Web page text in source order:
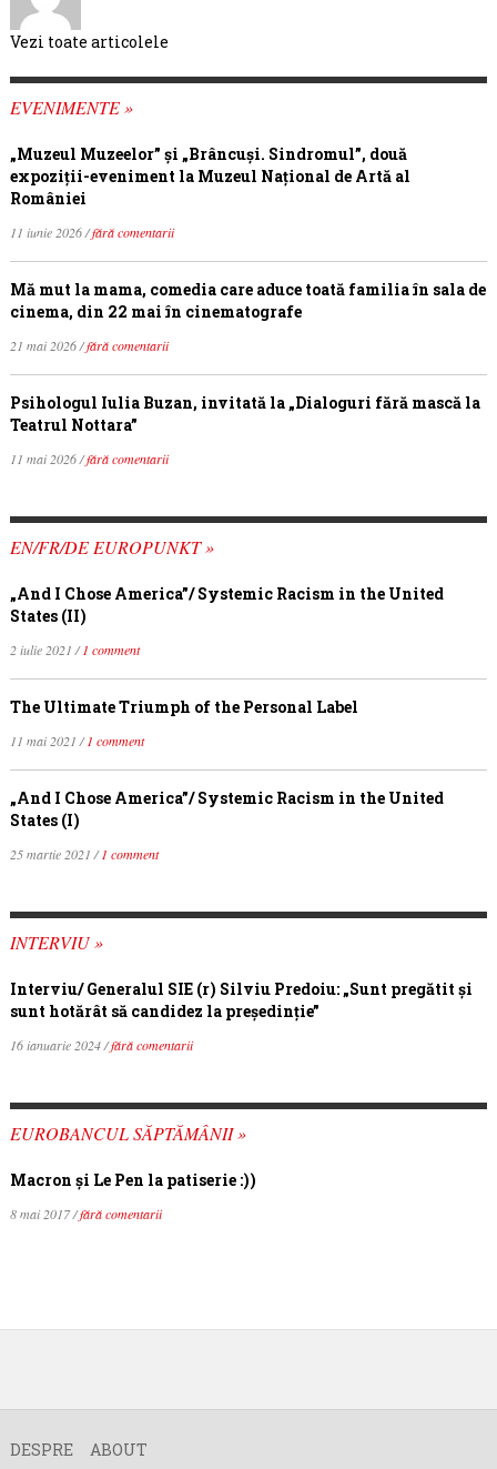
Vezi toate articolele
EVENIMENTE »
„Muzeul Muzeelor” și „Brâncuși. Sindromul”, două
expoziții-eveniment la Muzeul Național de Artă al
României
11 iunie 2026 /fără comentarii
Mă mut la mama, comedia care aduce toată familia în sala de
cinema, din 22 mai în cinematografe
21 mai 2026 /fără comentarii
Psihologul Iulia Buzan, invitată la „Dialoguri fără mască la
Teatrul Nottara”
11 mai 2026 /fără comentarii
EN/FR/DE EUROPUNKT »
„And I Chose America”/ Systemic Racism in the United
States (II)
2 iulie 2021 /1 comment
The Ultimate Triumph of the Personal Label
11 mai 2021 /1 comment
„And I Chose America”/ Systemic Racism in the United
States (I)
25 martie 2021 /1 comment
INTERVIU »
Interviu/ Generalul SIE (r) Silviu Predoiu: „Sunt pregătit și
sunt hotărât să candidez la președinție”
16 ianuarie 2024 /fără comentarii
EUROBANCUL SĂPTĂMÂNII »
Macron şi Le Pen la patiserie :))
8 mai 2017 /fără comentarii
DESPRE ABOUT